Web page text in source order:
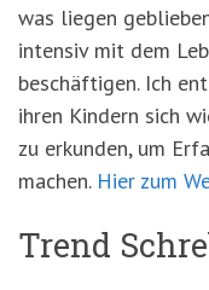
was liegen
intensiv mit dem
beschäftigen. Ich
ihren Kindern sich
zu erkunden, um
machen. Hier zum
Trend